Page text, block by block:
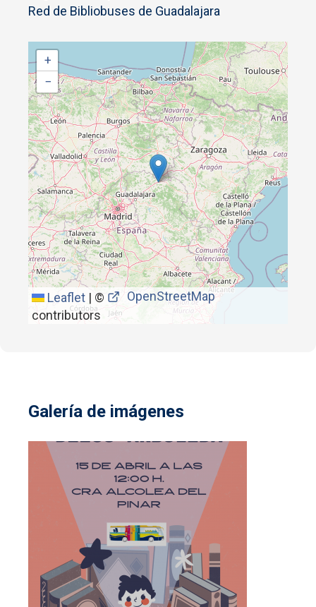
Red de Bibliobuses de Guadalajara
+
−
Leaflet | ©
OpenStreetMap
contributors
Galería de imágenes